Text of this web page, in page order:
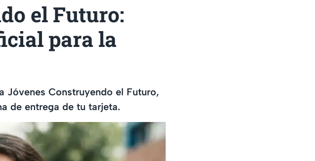
el Futuro:
para la
Construyendo el Futuro,
de entrega de tu tarjeta.